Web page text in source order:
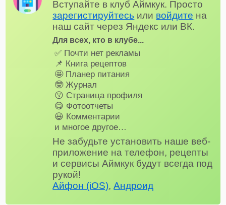
Вступайте в клуб Аймкук. Просто
зарегистируйтесь или войдите на
наш сайт через Яндекс или ВК.
Для всех, кто в клубе...
✅ Почти нет рекламы
📌 Книга рецептов
🤩 Планер питания
🤓 Журнал
😗 Страница профиля
😋 Фотоотчеты
😃 Комментарии
и многое другое…
Не забудьте установить наше веб-
приложение на телефон, рецепты
и сервисы Аймкук будут всегда под
рукой!
Айфон (iOS),Андроид